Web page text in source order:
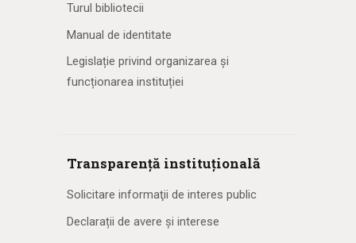
Turul bibliotecii
Manual de identitate
Legislație privind organizarea și
funcționarea instituției
Transparență instituțională
Solicitare informaţii de interes public
Declarații de avere și interese